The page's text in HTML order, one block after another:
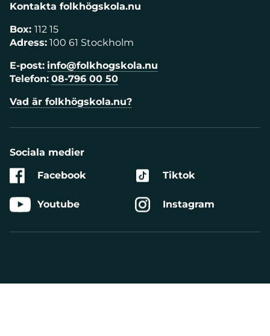
Kontakta folkhögskola.nu
Box: 112 15
Adress: 100 61 Stockholm
E-post: info@folkhogskola.nu
Telefon: 08-796 00 50
Vad är folkhögskola.nu?
Sociala medier
Facebook
Youtube
Tiktok
Instagram